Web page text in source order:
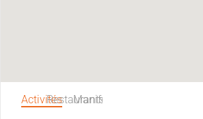
ActivitésRestaurantsManifestations